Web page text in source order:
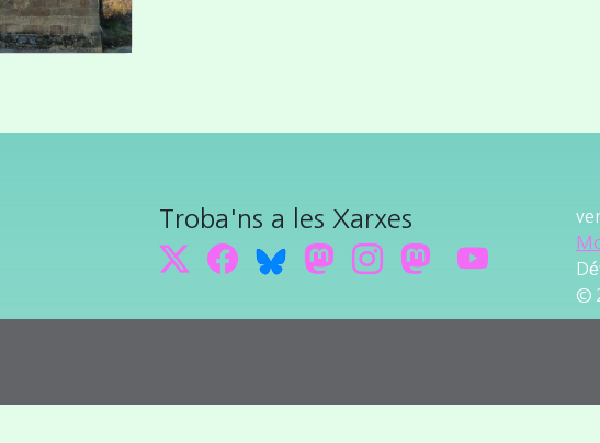
Troba'ns a les Xarxes
©